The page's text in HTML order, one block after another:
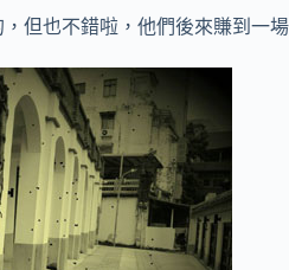
但也不錯啦，他們後來賺到一場